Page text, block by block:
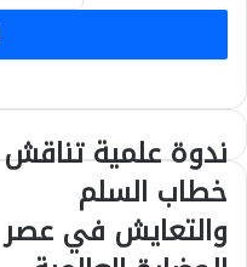
ندوة
علمية
تناقش
خطاب
السلم
ندوة علمية تناقش
خطاب السلم
والتعايش في عصر